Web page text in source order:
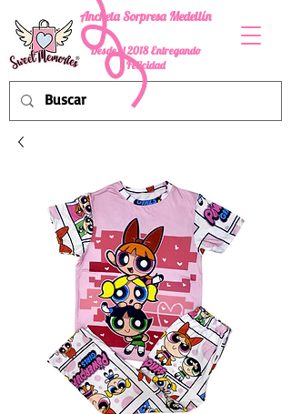
Ancheta Sorpresa Medellín
Desde el 2018 Entregando
Felicidad